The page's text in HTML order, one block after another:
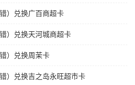
）兑换广百商超卡
）兑换天河城商超卡
）兑换周茉卡
）兑换吉之岛永旺超市卡